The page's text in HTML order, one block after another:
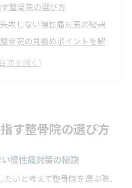
整骨院の選び方
敗しない慢性痛対策の秘訣
骨院の見極めポイントを解
強い整骨院事情
本改善と慢性痛軽減の関係
徴とその効果を徹底分析
す整骨院の選び方
慢性痛対策の秘訣
いと考えて整骨院を選ぶ際、